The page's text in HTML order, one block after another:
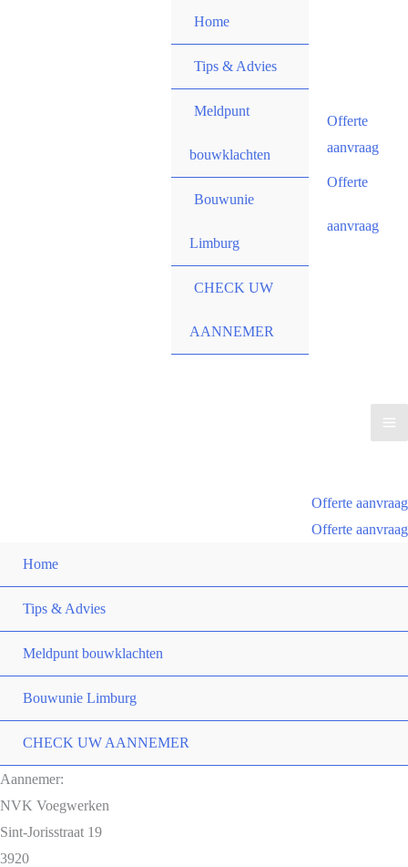
Home
Tips & Advies
Meldpunt
bouwklachten
Bouwunie
Limburg
CHECK UW
AANNEMER
Offerte
aanvraag
Offerte
aanvraag
Offerte aanvraag
Offerte aanvraag
Home
Tips & Advies
Meldpunt bouwklachten
Bouwunie Limburg
CHECK UW AANNEMER
Aannemer:
NVK Voegwerken
Sint-Jorisstraat 19
3920